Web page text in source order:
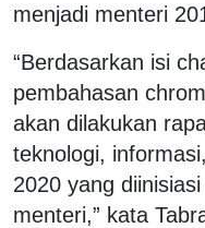
menjadi menteri
“Berdasarkan isi
pembahasan
akan dilakukan
teknologi,
2020 yang
menteri,” kata